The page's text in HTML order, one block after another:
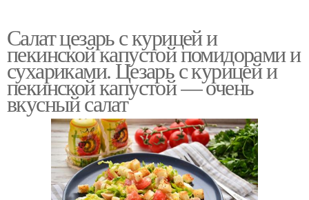
Салат цезарь с курицей и
пекинской капустой помидорами и
сухариками. Цезарь с курицей и
пекинской капустой — очень
вкусный салат